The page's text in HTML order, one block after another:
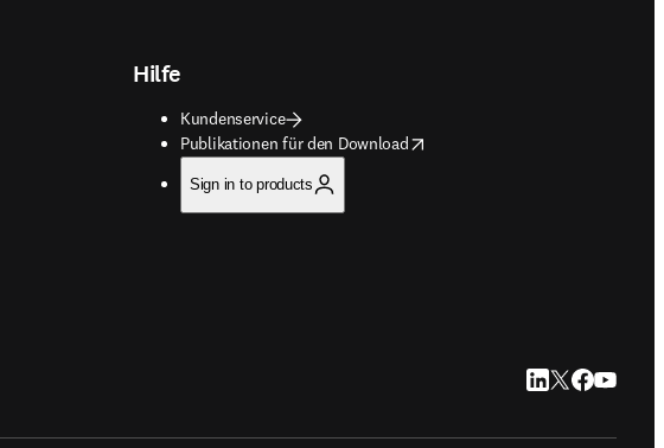
Hilfe
Kundenservice
Publikationen für den Download
opens in new tab/window
Sign in to products
LinkedIn Wird in
Twitter Wird in
Facebook
YouTube